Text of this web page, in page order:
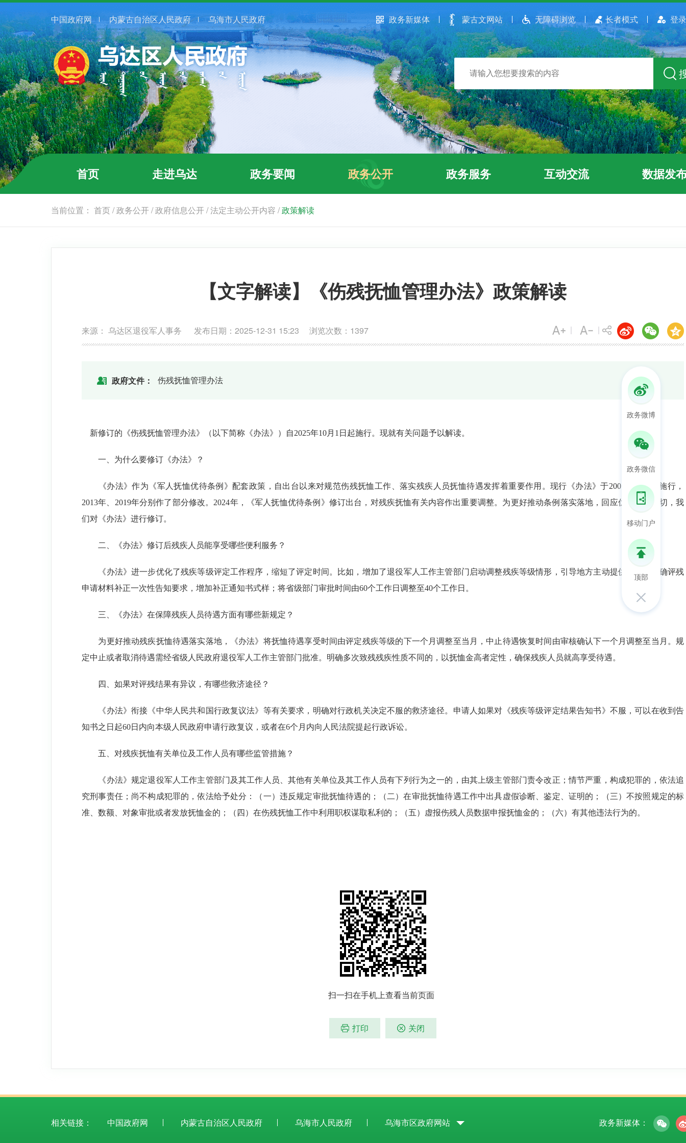
中国政府网 内蒙古自治区人民政府 乌海市人民政府 政务新媒体 蒙古文网站 无障碍浏览 长者模式 登
首页 走进乌达 政务要闻 政务公开 政务服务 互动交流 数据发
当前位置： 首页/政务公开 /政府信息公开 /法定主动公开内容 /政策解读
【文字解读】《伤残抚恤管理办法》政策解读
来源： 乌达区退役军人事务 发布日期：2025-12-31 15:23 浏览次数： 1397
政府文件： 伤残抚恤管理办法
新修订的《伤残抚恤管理办法》（以下简称《办法》）自2025年10月1日起施行。现就有关问题予以解读。
一、为什么要修订《办法》？
《办法》作为《军人抚恤优待条例》配套政策，自出台以来对规范伤残抚恤工作、落实残疾人员抚恤待遇发挥着重要作用。现行《办法》于2007年8月1日施行，
2013年、2019年分别作了部分修改。2024年，《军人抚恤优待条例》修订出台，对残疾抚恤有关内容作出重要调整。为更好推动条例落实落地，回应优抚对象关切，我
们对《办法》进行修订。
二、《办法》修订后残疾人员能享受哪些便利服务？
《办法》进一步优化了残疾等级评定工作程序，缩短了评定时间。比如，增加了退役军人工作主管部门启动调整残疾等级情形，引导地方主动提供服务；明确评残
申请材料补正一次性告知要求，增加补正通知书式样；将省级部门审批时间由60个工作日调整至40个工作日。
三、《办法》在保障残疾人员待遇方面有哪些新规定？
为更好推动残疾抚恤待遇落实落地，《办法》将抚恤待遇享受时间由评定残疾等级的下一个月调整至当月，中止待遇恢复时间由审核确认下一个月调整至当月。规
定中止或者取消待遇需经省级人民政府退役军人工作主管部门批准。明确多次致残残疾性质不同的，以抚恤金高者定性，确保残疾人员就高享受待遇。
四、如果对评残结果有异议，有哪些救济途径？
《办法》衔接《中华人民共和国行政复议法》等有关要求，明确对行政机关决定不服的救济途径。申请人如果对《残疾等级评定结果告知书》不服，可以在收到告
知书之日起60日内向本级人民政府申请行政复议，或者在6个月内向人民法院提起行政诉讼。
五、对残疾抚恤有关单位及工作人员有哪些监管措施？
《办法》规定退役军人工作主管部门及其工作人员、其他有关单位及其工作人员有下列行为之一的，由其上级主管部门责令改正；情节严重，构成犯罪的，依法追
究刑事责任；尚不构成犯罪的，依法给予处分：（一）违反规定审批抚恤待遇的；（二）在审批抚恤待遇工作中出具虚假诊断、鉴定、证明的；（三）不按照规定的标
准、数额、对象审批或者发放抚恤金的；（四）在伤残抚恤工作中利用职权谋取私利的；（五）虚报伤残人员数据申报抚恤金的；（六）有其他违法行为的。
扫一扫在手机上查看当前页面
打印 关闭
相关链接： 中国政府网 内蒙古自治区人民政府 乌海市人民政府 乌海市区政府网站 政务新媒体：
政务微博
政务微信
移动门户
顶部